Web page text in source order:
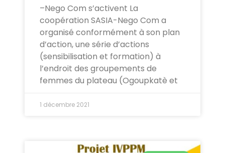
–Nego Com s’activent La
coopération SASIA-Nego Com a
organisé conformément à son plan
d’action, une série d’actions
(sensibilisation et formation) à
l’endroit des groupements de
femmes du plateau (Ogoupkatè et
1 décembre 2021